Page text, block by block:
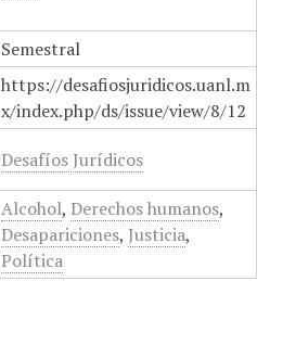
Semestral
https://desafiosjuridicos.uanl.m
x/index.php/ds/issue/view/8/12
Desafíos Jurídicos
Alcohol, Derechos humanos,
Desapariciones, Justicia,
Política